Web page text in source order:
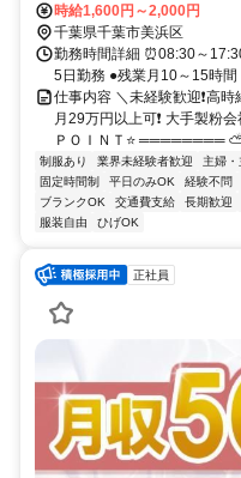
「千葉駅」より民間バス10
時給1,600円～2,000円
千葉県千葉市美浜区
勤務時間詳細 ⏰08:30～
5日勤務 ●残業月10～15時間
仕事内容 ＼未経験歓迎❗高
月29万円以上可❗ 大手製
ＰＯＩＮＴ⭐ ════════
制服あり 業界未経験者歓迎 主婦
固定時間制
平日のみOK 経験不問
ブランクOK
交通費支給 長期歓迎
服装自由
ひげOK
正社員